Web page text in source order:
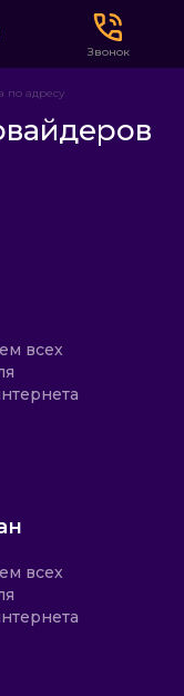
Звонок
по адресу
всех
всех